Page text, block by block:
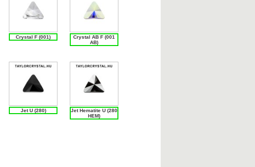
Crystal F (001)
Crystal AB F (001
AB)
Jet U (280)
Jet Hematite U (280
HEM)